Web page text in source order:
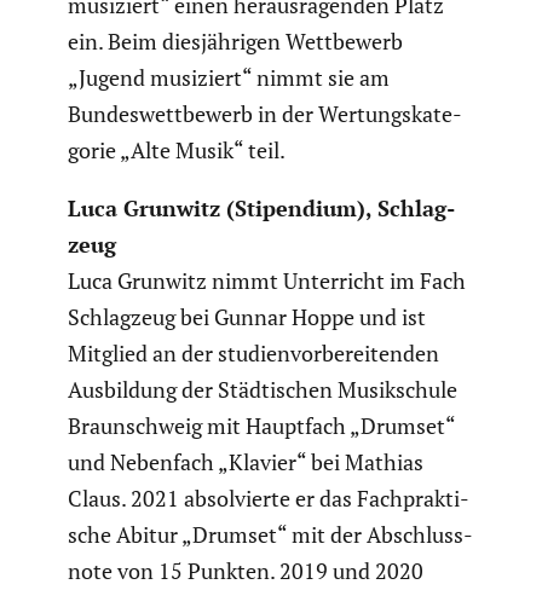
ein. Beim diesjäh­rigen Wettbe­werb
„Jugend musiziert“ nimmt sie am
Bundes­wett­be­werb in der Wertungs­ka­te­
gorie „Alte Musik“ teil.
Luca Grunwitz (Stipen­dium), Schlag­
zeug
Luca Grunwitz nimmt Unter­richt im Fach
Schlag­zeug bei Gunnar Hoppe und ist
Mitglied an der studi­en­vor­be­rei­tenden
Ausbil­dung der Städti­schen Musik­schule
Braun­schweig mit Hauptfach „Drumset“
und Nebenfach „Klavier“ bei Mathias
Claus. 2021 absol­vierte er das Fachprak­ti­
sche Abitur „Drumset“ mit der Abschluss­
note von 15 Punkten. 2019 und 2020